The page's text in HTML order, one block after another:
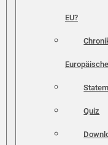
EU?
Quiz